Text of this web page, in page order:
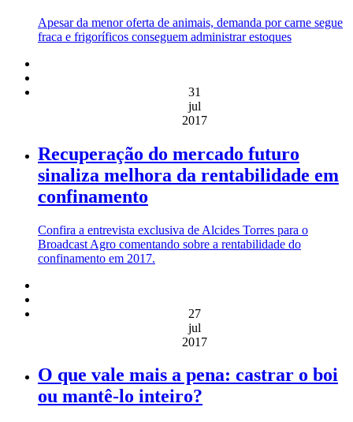
Apesar da menor oferta de animais, demanda por carne segue
fraca e frigoríficos conseguem administrar estoques
31
jul
2017
Recuperação do mercado futuro
sinaliza melhora da rentabilidade em
confinamento
Confira a entrevista exclusiva de Alcides Torres para o
Broadcast Agro comentando sobre a rentabilidade do
confinamento em 2017.
27
jul
2017
O que vale mais a pena: castrar o boi
ou mantê-lo inteiro?